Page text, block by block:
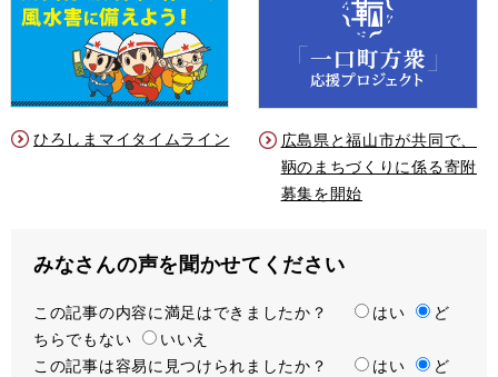
ひろしまマイタイムライン
広島県と福山市が共同で、
鞆のまちづくりに係る寄附
募集を開始
みなさんの声を聞かせてください
満
足
度
この記事の内容に満足はできましたか？ はい
ど
ちらでもない
いいえ
容
この記事は容易に見つけられましたか？ はい
ど